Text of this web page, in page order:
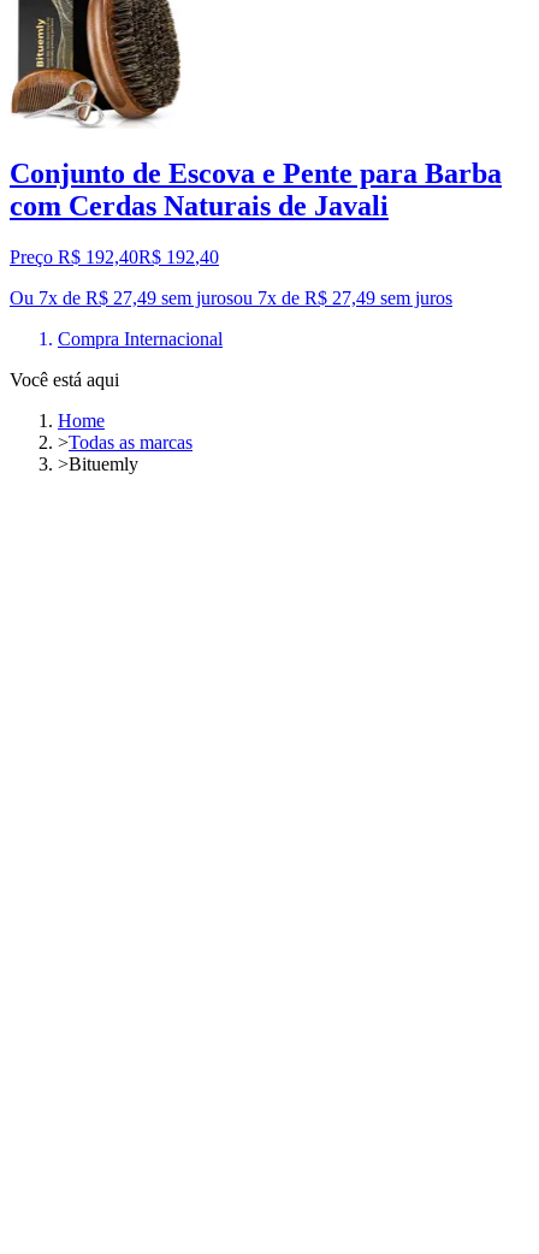
Conjunto de Escova e Pente para Barba
com Cerdas Naturais de Javali
Preço R$ 192,40R$ 192,40
Ou 7x de R$ 27,49 sem jurosou 7x de R$ 27,49 sem juros
Compra Internacional
Você está aqui
Home
>Todas as marcas
>Bituemly